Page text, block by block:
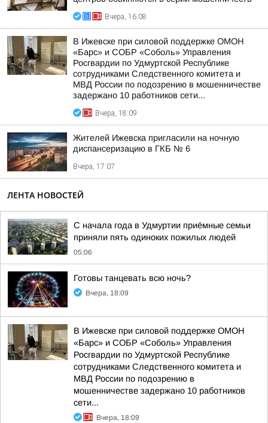
Вчера, 16:08
В Ижевске при силовой поддержке ОМОН
«Барс» и СОБР «Соболь» Управления
Росгвардии по Удмуртской Республике
сотрудниками Следственного комитета и
МВД России по подозрению в мошенничестве
задержано 10 работников сети...
Вчера, 18:09
Жителей Ижевска пригласили на ночную
диспансеризацию в ГКБ № 6
Вчера, 17:07
ЛЕНТА НОВОСТЕЙ
С начала года в Удмуртии приёмные семьи
приняли пять одиноких пожилых людей
05:06
Готовы танцевать всю ночь?
Вчера, 18:09
В Ижевске при силовой поддержке ОМОН
«Барс» и СОБР «Соболь» Управления
Росгвардии по Удмуртской Республике
сотрудниками Следственного комитета и
МВД России по подозрению в
мошенничестве задержано 10 работников
сети...
Вчера, 18:09